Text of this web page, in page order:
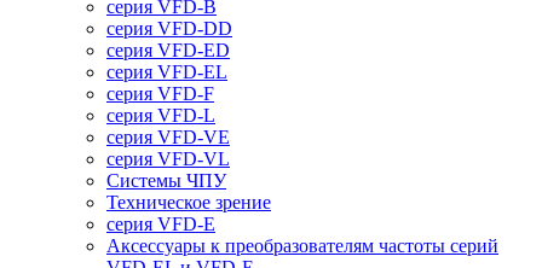
серия VFD-B
серия VFD-DD
серия VFD-ED
серия VFD-EL
серия VFD-F
серия VFD-L
серия VFD-VE
серия VFD-VL
Системы ЧПУ
Техническое зрение
серия VFD-E
Аксессуары к преобразователям частоты серий